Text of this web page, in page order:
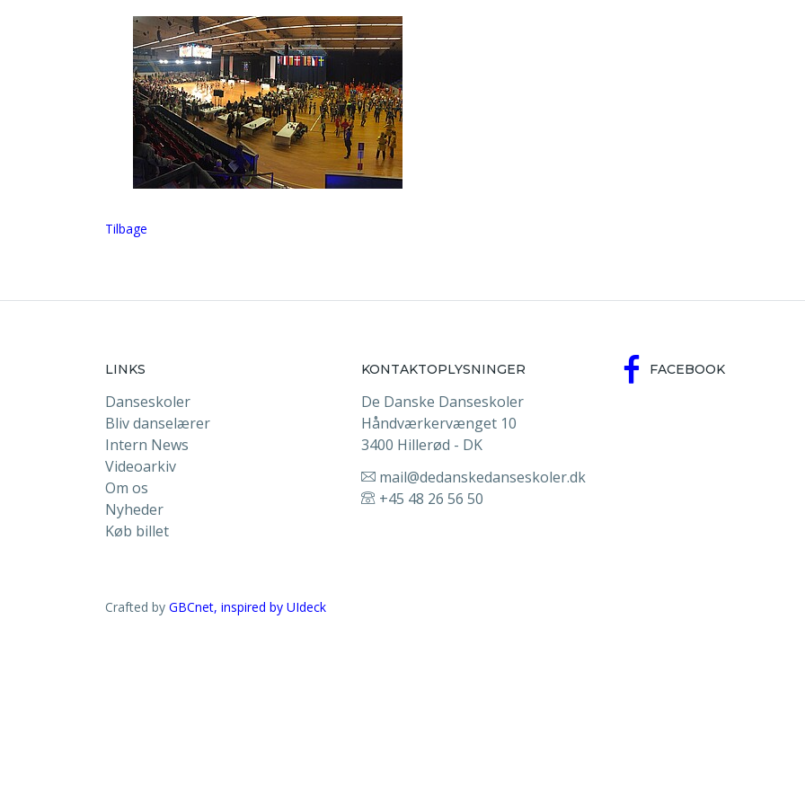
Tilbage
LINKS
Danseskoler
Bliv danselærer
Intern News
Videoarkiv
Om os
Nyheder
Køb billet
KONTAKTOPLYSNINGER
De Danske Danseskoler
Håndværkervænget 10
3400 Hillerød - DK
mail@dedanskedanseskoler.dk
+45 48 26 56 50
FACEBOOK
Crafted by GBCnet, inspired by UIdeck